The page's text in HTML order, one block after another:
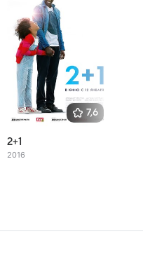
7,6
2+1
2016